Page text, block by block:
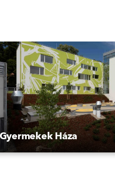
Gyermekek Háza